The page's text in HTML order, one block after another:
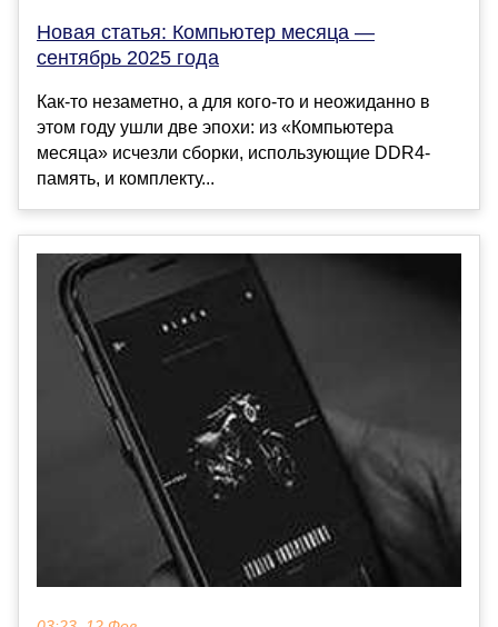
Новая статья: Компьютер месяца —
сентябрь 2025 года
Как-то незаметно, а для кого-то и неожиданно в
этом году ушли две эпохи: из «Компьютера
месяца» исчезли сборки, использующие DDR4-
память, и комплекту...